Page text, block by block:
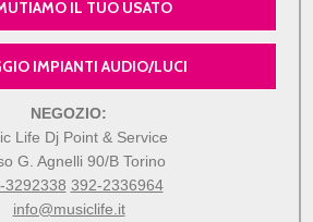
IL TUO USATO
IMPIANTI AUDIO/LUCI
NEGOZIO:
Life Dj Point & Service
G. Agnelli 90/B Torino
3292338 392-2336964
info@musiclife.it